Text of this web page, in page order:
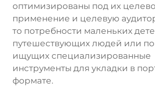
оптимизированы под их
применение и целевую
то потребности маленьких
путешествующих людей или
ищущих специализированные
инструменты для укладки в
формате.